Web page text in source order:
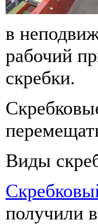
в
рабочий
скребки.
Виды
получили